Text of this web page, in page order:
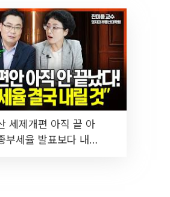
세제개편 아직 끝 아
부세율 발표보다 내릴